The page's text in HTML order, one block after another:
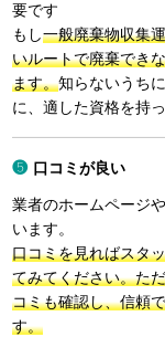
要です
もし一般廃棄物収集
いルートで廃棄でき
ます。知らないうち
に、適した資格を持
口コミが良い
業者のホームページ
います。
口コミを見ればスタ
てみてください。た
コミも確認し、信頼
す。